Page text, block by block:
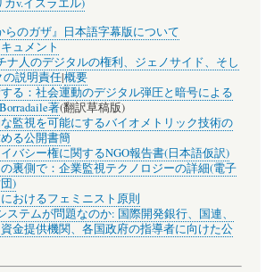
らのガザ』日本語字幕版について
ュメント
ナ人のデジタルの権利、ジェノサイド、そし
の説明責任|概要
する：社会運動のデジタル弾圧と暗号による
著(翻訳草稿版)
監視を可能にするバイオメトリック技術の
る公開書簡
バシー権に関するNGO報告書(日本語仮訳)
裏側で：企業監視テクノロジーの詳細(電子
)
おけるフェミニスト原則
ステムが問題なのか: 国際開発銀行、国連、
金提供機関、各国政府の指導者に向けた公